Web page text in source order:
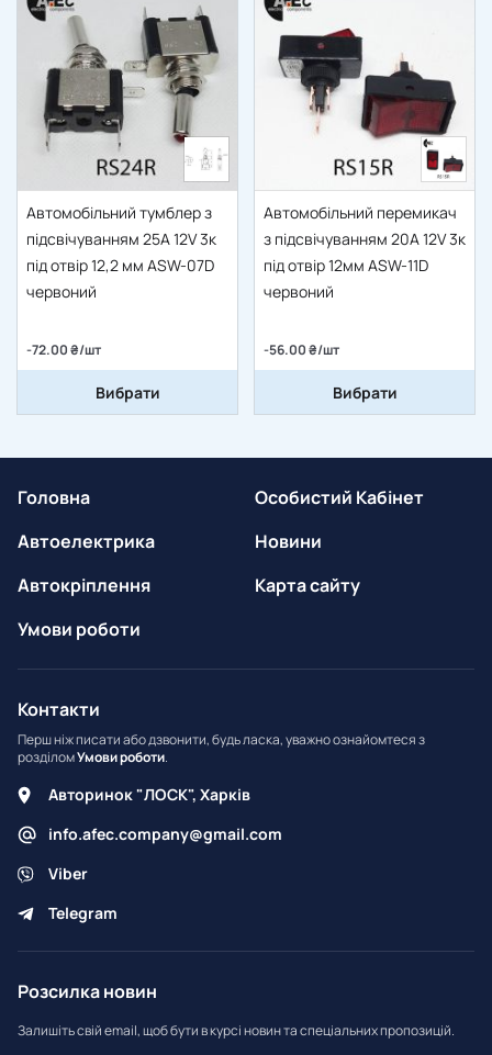
Автомобільний тумблер з
підсвічуванням 25A 12V 3к
під отвір 12,2 мм ASW-07D
червоний
-72.00 ₴/шт
Вибрати
Автомобільний перемикач
з підсвічуванням 20A 12V 3к
під отвір 12мм ASW-11D
червоний
-56.00 ₴/шт
Вибрати
Головна
Автоелектрика
Автокріплення
Умови роботи
Особистий Кабінет
Новини
Карта сайту
Контакти
Перш ніж писати або дзвонити, будь ласка, уважно ознайомтеся з
розділомУмови роботи.
Авторинок "ЛОСК", Харків
info.afec.company@gmail.com
Viber
Telegram
Розсилка новин
Залишіть свій email, щоб бути в курсі новин та спеціальних пропозицій.